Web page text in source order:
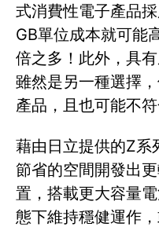
式消費性電子產品
GB單位成本就可能
倍之多！此外，具
雖然是另一種選擇
產品，且也可能不
藉由日立提供的Z系
節省的空間開發出
置，搭載更大容量
態下維持穩健運作